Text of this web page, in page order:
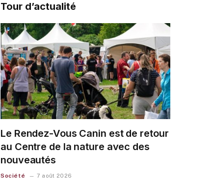
Tour d’actualité
Le Rendez-Vous Canin est de retour
au Centre de la nature avec des
nouveautés
Société 7 août 2026